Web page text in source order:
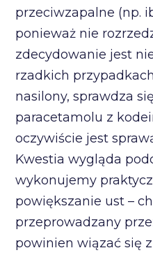
przeciwzapalne (np.
ponieważ nie
zdecydowanie jest
rzadkich
nasilony, sprawdza
paracetamolu z
oczywiście jest
Kwestia wygląda
wykonujemy
powiększanie ust –
przeprowadzany
powinien wiązać się